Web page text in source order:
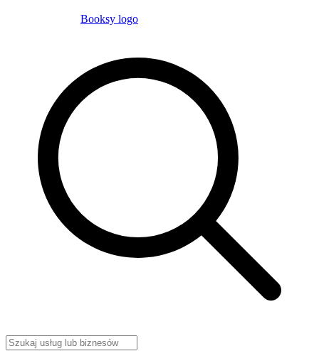
Booksy logo